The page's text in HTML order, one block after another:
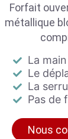
Forfait
métallique
La
Le
La
Pas de
Nous